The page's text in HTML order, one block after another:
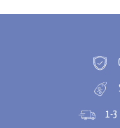
1-3